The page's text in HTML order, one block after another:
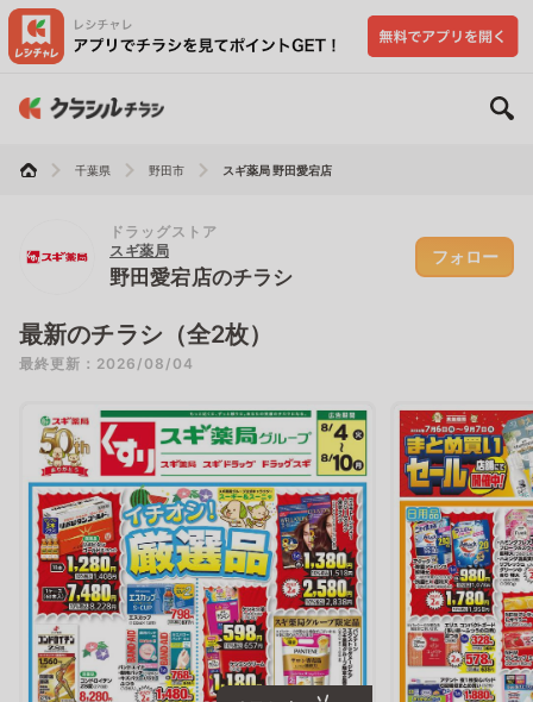
千葉県 野田市 スギ薬局 野田愛宕店
ドラッグストア
スギ薬局
野田愛宕店のチラシ
フォロー
最新のチラシ（全2枚）
最終更新：2026/08/04